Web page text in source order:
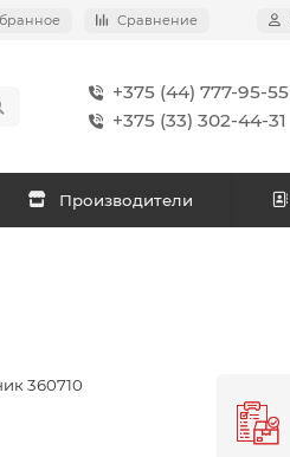
Сравнение
+375 (44) 777-95-55
+375 (33) 302-44-31
Производители
360710